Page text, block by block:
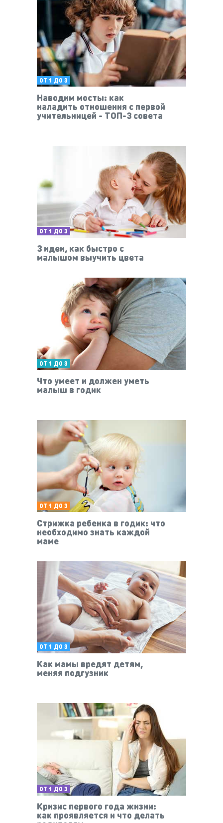
ОТ 1 ДО 3
Наводим мосты: как
наладить отношения с первой
учительницей - ТОП-3 совета
ОТ 1 ДО 3
3 идеи, как быстро с
малышом выучить цвета
ОТ 1 ДО 3
Что умеет и должен уметь
малыш в годик
ОТ 1 ДО 3
Стрижка ребенка в годик: что
необходимо знать каждой
маме
ОТ 1 ДО 3
Как мамы вредят детям,
меняя подгузник
ОТ 1 ДО 3
Кризис первого года жизни:
как проявляется и что делать